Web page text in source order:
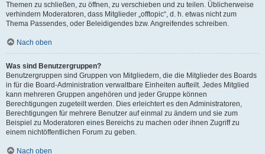
Themen zu schließen, zu öffnen, zu verschieben und zu teilen. Üblicherweise
verhindern Moderatoren, dass Mitglieder „offtopic“, d. h. etwas nicht zum
Thema Passendes, oder Beleidigendes bzw. Angreifendes schreiben.
Nach oben
Was sind Benutzergruppen?
Benutzergruppen sind Gruppen von Mitgliedern, die die Mitglieder des Boards
in für die Board-Administration verwaltbare Einheiten aufteilt. Jedes Mitglied
kann mehreren Gruppen angehören und jeder Gruppe können
Berechtigungen zugeteilt werden. Dies erleichtert es den Administratoren,
Berechtigungen für mehrere Benutzer auf einmal zu ändern und sie zum
Beispiel zu Moderatoren eines Bereichs zu machen oder ihnen Zugriff zu
einem nichtöffentlichen Forum zu geben.
Nach oben